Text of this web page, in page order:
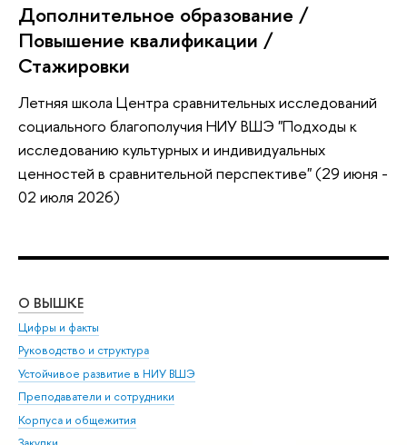
Дополнительное образование /
Повышение квалификации /
Стажировки
Летняя школа Центра сравнительных исследований
социального благополучия НИУ ВШЭ "Подходы к
исследованию культурных и индивидуальных
ценностей в сравнительной перспективе" (29 июня -
02 июля 2026)
О ВЫШКЕ
Цифры и факты
Руководство и структура
Устойчивое развитие в НИУ ВШЭ
Преподаватели и сотрудники
Корпуса и общежития